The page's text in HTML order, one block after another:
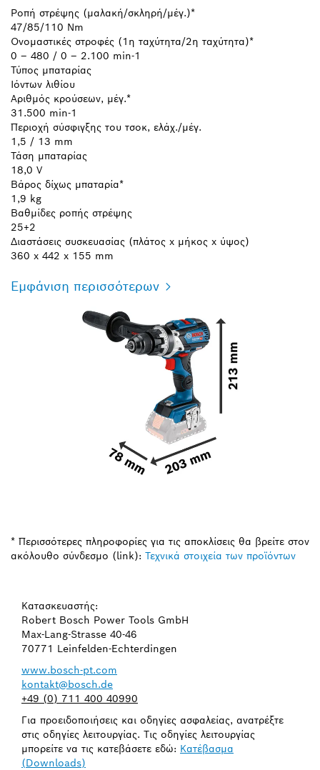
Ροπή στρέψης (μαλακή/σκληρή/μέγ.)*
47/85/110 Nm
Ονομαστικές στροφές (1η ταχύτητα/2η ταχύτητα)*
0 – 480 / 0 – 2.100 min-1
Τύπος μπαταρίας
Ιόντων λιθίου
Αριθμός κρούσεων, μέγ.*
31.500 min-1
Περιοχή σύσφιγξης του τσοκ, ελάχ./μέγ.
1,5 / 13 mm
Τάση μπαταρίας
18,0 V
Βάρος δίχως μπαταρία*
1,9 kg
Βαθμίδες ροπής στρέψης
25+2
Διαστάσεις συσκευασίας (πλάτος x μήκος x ύψος)
360 x 442 x 155 mm
Εμφάνιση περισσότερων
* Περισσότερες πληροφορίες για τις αποκλίσεις θα βρείτε στον
ακόλουθο σύνδεσμο (link): Τεχνικά στοιχεία των προϊόντων
Κατασκευαστής:
Robert Bosch Power Tools GmbH
Max-Lang-Strasse 40-46
70771 Leinfelden-Echterdingen
www.bosch-pt.com
kontakt@bosch.de
+49 (0) 711 400 40990
Για προειδοποιήσεις και οδηγίες ασφαλείας, ανατρέξτε
στις οδηγίες λειτουργίας. Τις οδηγίες λειτουργίας
μπορείτε να τις κατεβάσετε εδώ: Κατέβασμα
(Downloads)